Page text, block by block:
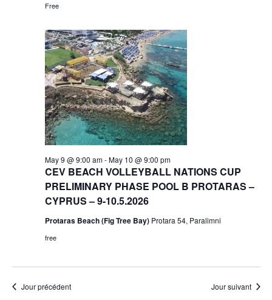
Free
CEV BEACH VOLLEYBALL NATIONS CUP
PRELIMINARY PHASE POOL B PROTARAS –
CYPRUS – 9-10.5.2026
May 9 @ 9:00 am-May 10 @ 9:00 pm
Protaras Beach (Fig Tree Bay) Protara 54, Paralimni
free
Jour précédent Jour suivant